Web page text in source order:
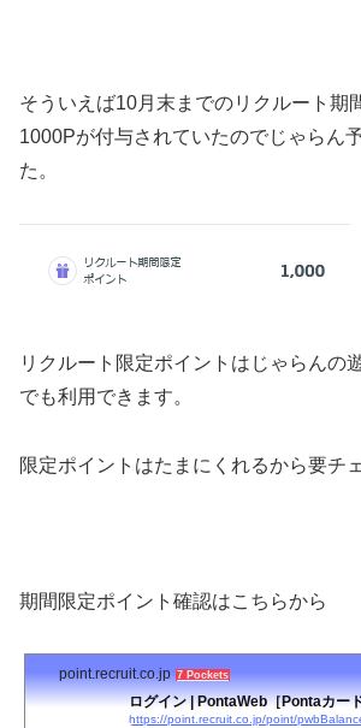
そういえば10月末までのリクルート期
1000Pが付与されていたのでじゃらん
た。
リクルート限定ポイントはじゃらんの
でも利用できます。
限定ポイントはたまにくれるから要チ
期間限定ポイント確認はこちらから
point.recruit.co.jp 7 Pockets
ログイン | PontaWeb［Pontaカー
https://point.recruit.co.jp/point/